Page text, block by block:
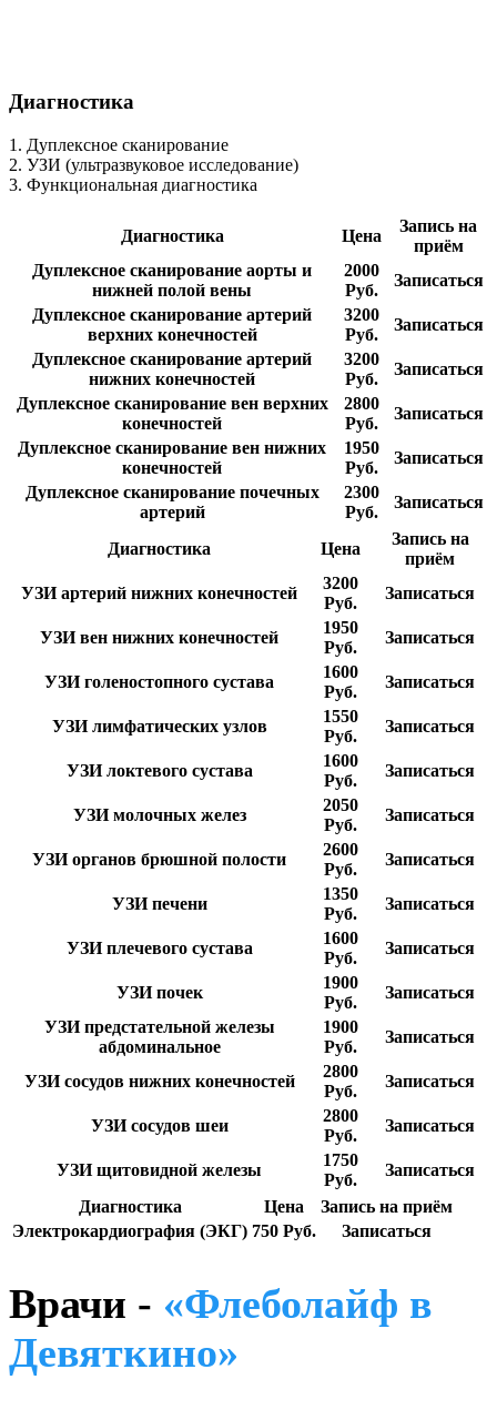
Диагностика
1. Дуплексное сканирование
2. УЗИ (ультразвуковое исследование)
3. Функциональная диагностика
Диагностика Цена
Запись на
приём
Дуплексное сканирование аорты и
нижней полой вены
2000
Руб.
Записаться
Дуплексное сканирование артерий
верхних конечностей
3200
Руб.
Записаться
Дуплексное сканирование артерий
нижних конечностей
3200
Руб.
Записаться
Дуплексное сканирование вен верхних
конечностей
2800
Руб.
Записаться
Дуплексное сканирование вен нижних
конечностей
1950
Руб.
Записаться
Дуплексное сканирование почечных
артерий
2300
Руб.
Записаться
Диагностика Цена
Запись на
приём
УЗИ артерий нижних конечностей
3200
Руб.
Записаться
УЗИ вен нижних конечностей
1950
Руб.
Записаться
УЗИ голеностопного сустава
1600
Руб.
Записаться
УЗИ лимфатических узлов
1550
Руб.
Записаться
УЗИ локтевого сустава
1600
Руб.
Записаться
УЗИ молочных желез
2050
Руб.
Записаться
УЗИ органов брюшной полости
2600
Руб.
Записаться
УЗИ печени
1350
Руб.
Записаться
УЗИ плечевого сустава
1600
Руб.
Записаться
УЗИ почек
1900
Руб.
Записаться
УЗИ предстательной железы
абдоминальное
1900
Руб.
Записаться
УЗИ сосудов нижних конечностей
2800
Руб.
Записаться
УЗИ сосудов шеи
2800
Руб.
Записаться
УЗИ щитовидной железы
1750
Руб.
Записаться
Диагностика
Цена
Запись на приём
Электрокардиография (ЭКГ) 750 Руб. Записаться
Врачи - «Флеболайф в
Девяткино»